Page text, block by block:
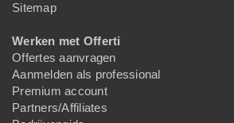
Sitemap
Werken met Offerti
Offertes aanvragen
Aanmelden als professional
Premium account
Partners/Affiliates